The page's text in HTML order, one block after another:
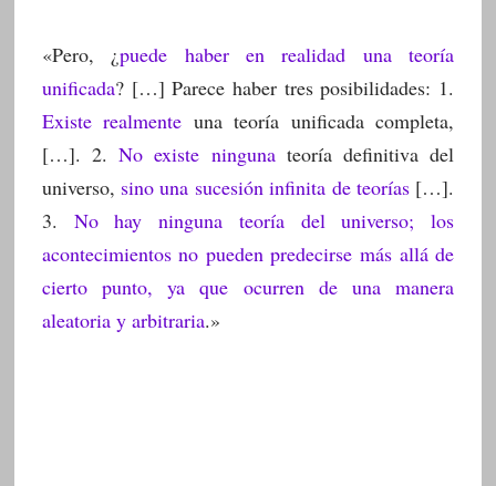
«Pero, ¿puede haber en realidad una teoría
unificada? […] Parece haber tres posibilidades: 1.
Existe realmente una teoría unificada completa,
[…]. 2. No existe ningunateoría definitiva del
universo, sino una sucesión infinita de teorías[…].
3. No hay ninguna teoría del universo; los
acontecimientos no pueden predecirse más allá de
cierto punto, ya que ocurren de una manera
aleatoria y arbitraria.»